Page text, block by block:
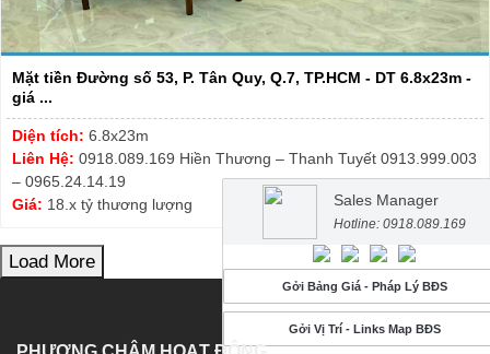
Mặt tiền Đường số 53, P. Tân Quy, Q.7, TP.HCM - DT 6.8x23m -
giá ...
Diện tích: 6.8x23m
Liên Hệ: 0918.089.169 Hiền Thương – Thanh Tuyết 0913.999.003
– 0965.24.14.19
Giá: 18.x tỷ thương lượng
Load More
Sales Manager
Hotline: 0918.089.169
Gởi Bảng Giá - Pháp Lý BĐS
Gởi Vị Trí - Links Map BĐS